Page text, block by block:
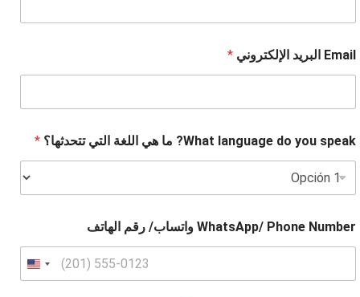
Email البريد الإلكتروني *
What language do you speak? ما هي اللغة التي تتحدثها؟ *
WhatsApp/ Phone Number واتساب/ رقم الهاتف